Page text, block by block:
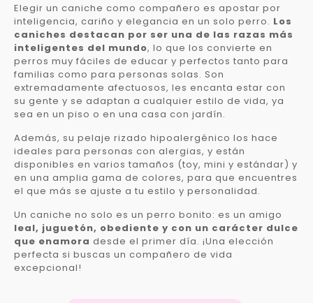
Elegir un caniche como compañero es apostar por
inteligencia, cariño y elegancia en un solo perro. Los
caniches destacan por ser una de las razas más
inteligentes del mundo, lo que los convierte en
perros muy fáciles de educar y perfectos tanto para
familias como para personas solas. Son
extremadamente afectuosos, les encanta estar con
su gente y se adaptan a cualquier estilo de vida, ya
sea en un piso o en una casa con jardín.
Además, su pelaje rizado hipoalergénico los hace
ideales para personas con alergias, y están
disponibles en varios tamaños (toy, mini y estándar) y
en una amplia gama de colores, para que encuentres
el que más se ajuste a tu estilo y personalidad.
Un caniche no solo es un perro bonito: es un amigo
leal, juguetón, obediente y con un carácter dulce
que enamora desde el primer día. ¡Una elección
perfecta si buscas un compañero de vida
excepcional!